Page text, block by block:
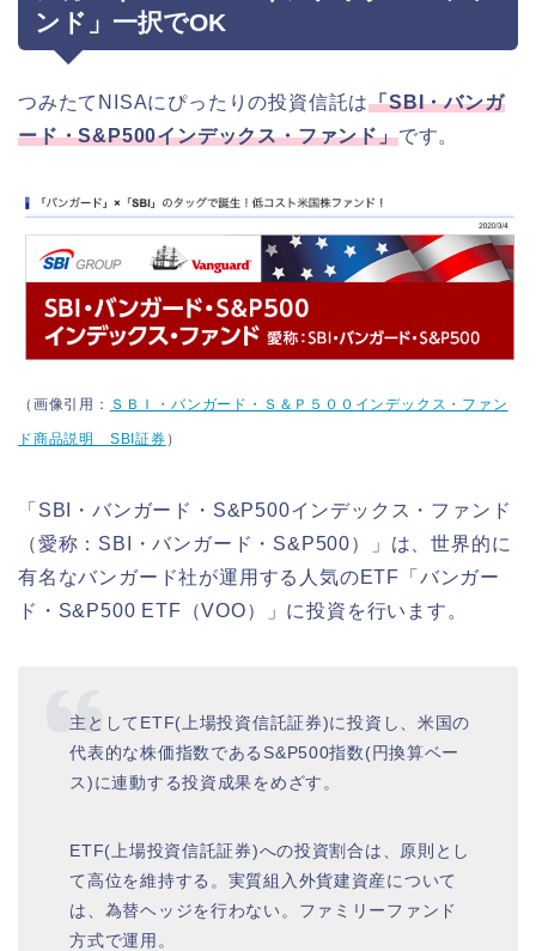
ンド」一択でOK
つみたてNISAにぴったりの投資信託は「SBI・バンガ
ード・S&P500インデックス・ファンド」です。
（画像引用： ＳＢＩ・バンガード・Ｓ＆Ｐ５００インデックス・ファン
ド商品説明 SBI証券 ）
「SBI・バンガード・S&P500インデックス・ファンド
（愛称：SBI・バンガード・S&P500）」は、世界的に
有名なバンガード社が運用する人気のETF「バンガー
ド・S&P500 ETF（VOO）」に投資を行います。
主としてETF(上場投資信託証券)に投資し、米国の
代表的な株価指数であるS&P500指数(円換算ベー
ス)に連動する投資成果をめざす。
ETF(上場投資信託証券)への投資割合は、原則とし
て高位を維持する。実質組入外貨建資産について
は、為替ヘッジを行わない。ファミリーファンド
方式で運用。